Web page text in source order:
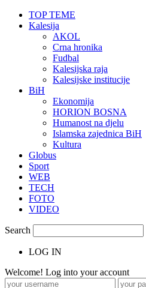
TOP TEME
Kalesija
AKOL
Crna hronika
Fudbal
Kalesijska raja
Kalesijske institucije
BiH
Ekonomija
HORION BOSNA
Humanost na djelu
Islamska zajednica BiH
Kultura
Globus
Sport
WEB
TECH
FOTO
VIDEO
Search
LOG IN
Welcome! Log into your account